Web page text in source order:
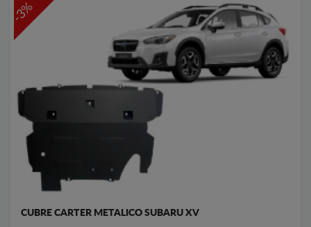
-3%
CUBRE CARTER METALICO SUBARU XV